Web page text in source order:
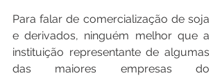
Para falar de comercialização de soja
e derivados, ninguém melhor que a
instituição representante de algumas
das maiores empresas do